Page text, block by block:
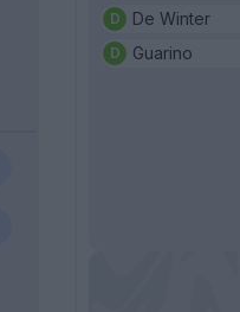
De Winter
Guarino